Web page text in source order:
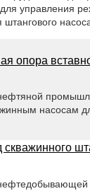
управления
штангового
опора
насосам
скважинного